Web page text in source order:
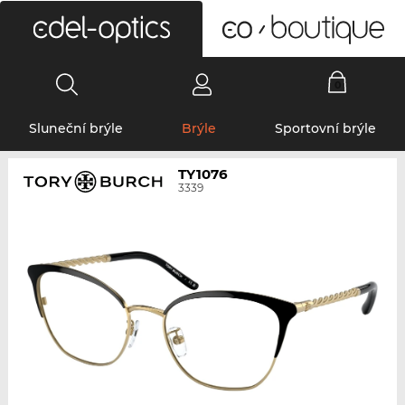
Sluneční brýle Brýle Sportovní brýle
TY1076
3339